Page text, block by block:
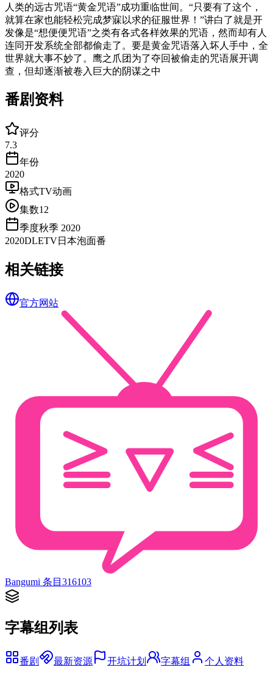
人类的远古咒语“黄金咒语”成功重临世间。“只要有了这个，
就算在家也能轻松完成梦寐以求的征服世界！”讲白了就是开
发像是“想便便咒语”之类有各式各样效果的咒语，然而却有人
连同开发系统全部都偷走了。要是黄金咒语落入坏人手中，全
世界就大事不妙了。鹰之爪团为了夺回被偷走的咒语展开调
查，但却逐渐被卷入巨大的阴谋之中
番剧资料
评分
7.3
年份
2020
格式TV动画
集数12
季度秋季 2020
2020DLETV日本泡面番
相关链接
官方网站
Bangumi 条目 316103
字幕组列表
番剧 最新资源 开坑计划 字幕组 个人资料